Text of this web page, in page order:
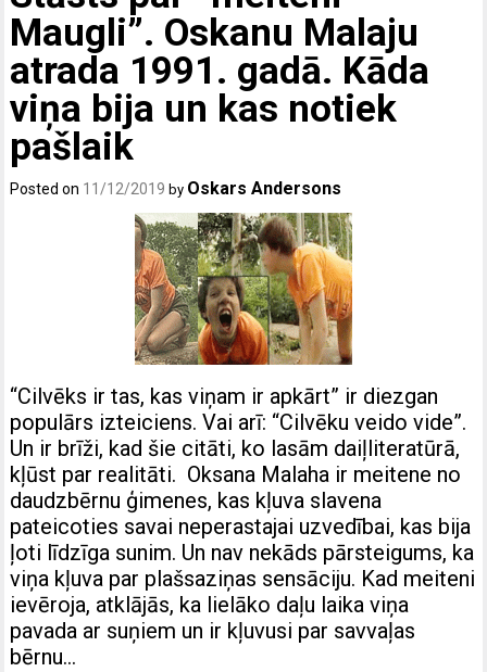
Maugli”. Oskanu Malaju
atrada 1991. gadā. Kāda
viņa bija un kas notiek
pašlaik
Posted on 11/12/2019 by Oskars Andersons
“Cilvēks ir tas, kas viņam ir apkārt” ir diezgan
populārs izteiciens. Vai arī: “Cilvēku veido vide”.
Un ir brīži, kad šie citāti, ko lasām daiļliteratūrā,
kļūst par realitāti. Oksana Malaha ir meitene no
daudzbērnu ģimenes, kas kļuva slavena
pateicoties savai neperastajai uzvedībai, kas bija
ļoti līdzīga sunim. Un nav nekāds pārsteigums, ka
viņa kļuva par plašsaziņas sensāciju. Kad meiteni
ievēroja, atklājās, ka lielāko daļu laika viņa
pavada ar suņiem un ir kļuvusi par savvaļas
bērnu…